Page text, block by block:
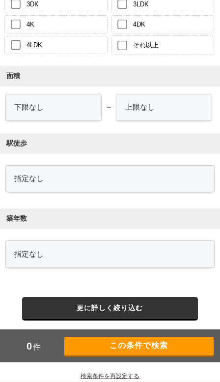
3DK 3LDK
4K 4DK
4LDK それ以上
面積
～
駅徒歩
築年数
更に詳しく絞り込む
0件
検索条件を再設定する